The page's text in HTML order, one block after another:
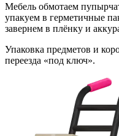
Мебель обмотаем
упакуем в герметичные
завернем в плёнку и
Упаковка предметов и
переезда «под ключ».